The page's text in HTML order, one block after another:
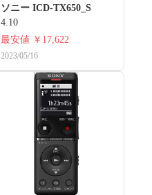
ソニー ICD-TX650_S
4.10
最安値 ￥17,622
2023/05/16